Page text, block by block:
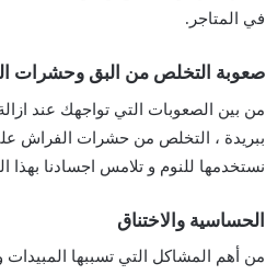
في المتاجر.
صعوبة التخلص من البق وحشرات
من بين الصعوبات التي تواجهك عند
ببريدة ، التخلص من حشرات الفراش على
نستخدمها للنوم و تلامس اجسادنا
الحساسية والاختناق
من أهم المشاكل التي تسببها